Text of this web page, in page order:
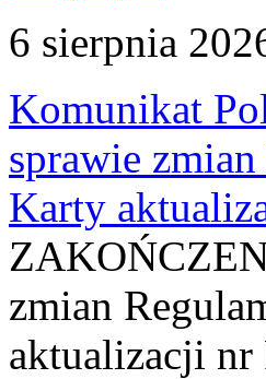
6 sierpnia
Komunikat
sprawie
Karty
zmian
aktualizacji nr